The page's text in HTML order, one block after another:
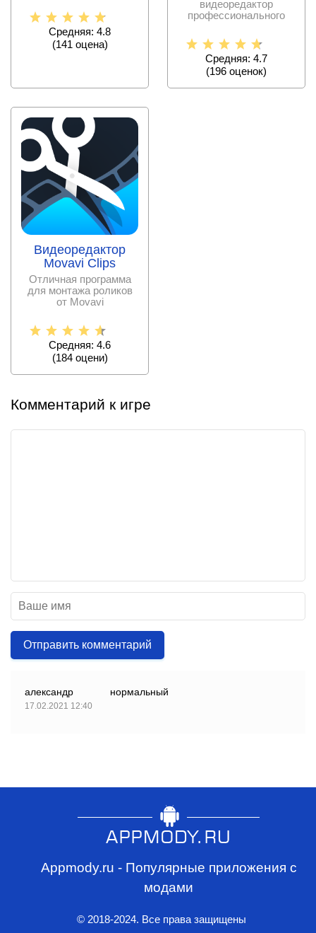
своих
Средняя: 4.8
(141 оценa)
видеоредактор
профессионального
функционалом и
Средняя: 4.7
(196 оценок)
Видеоредактор
Movavi Clips
Отличная программа
для монтажа роликов
от Movavi
Средняя: 4.6
(184оцени)
Комментарий к игре
Отправить комментарий
александр
17.02.2021 12:40
нормальный
Appmody.ru - Популярные приложения с
модами
© 2018-2024. Все права защищены